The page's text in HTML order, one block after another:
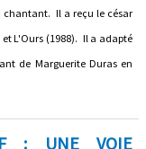
chantant. Il a reçu le césar
L'Ours (1988). Il a adapté
de Marguerite Duras en
: UNE VOIE